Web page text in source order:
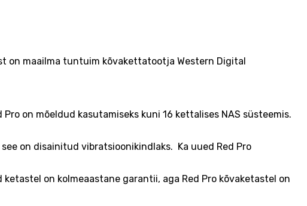
on maailma tuntuim kõvakettatootja Western Digital
on mõeldud kasutamiseks kuni 16 kettalises NAS süsteemis.
on disainitud vibratsioonikindlaks. Ka uued Red Pro
on kolmeaastane garantii, aga Red Pro kõvaketastel on